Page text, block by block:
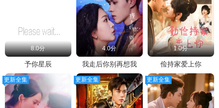
8.0分
予你星辰
4.0分
我走后你别再想我
1.0分
俭持家爱上你
更新全集 更新全集 更新全集